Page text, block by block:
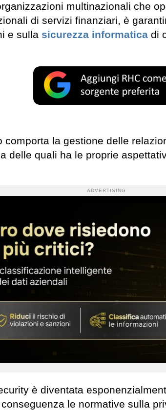
multinazionali che
di servizi finanziari, è
e sulla sicurezza informatica di
comporta la gestione delle
delle quali ha le proprie
ADVERTISING
è diventata
le normative sulla